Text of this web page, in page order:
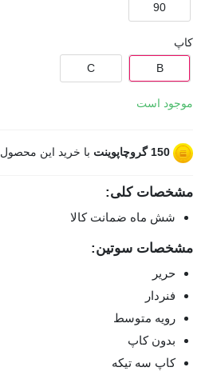
90
کاپ
B
C
موجود است
150 گروچاپوینت با خرید این محصول
مشخصات کلی:
شش ماه ضمانت کالا
مشخصات سوتین:
حریر
فنردار
رویه متوسط
بدون کاپ
کاپ سه تیکه